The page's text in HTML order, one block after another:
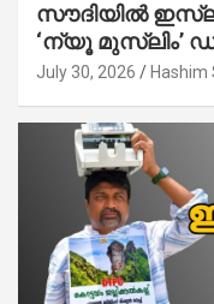
സൗദിയില്‍
‘ന്യൂ മുസ്ലിം’
ആരംഭിച്ചു
July 30, 2026 Hashim